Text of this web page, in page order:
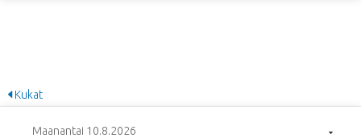
Kukat
Maanantai 10.8.2026